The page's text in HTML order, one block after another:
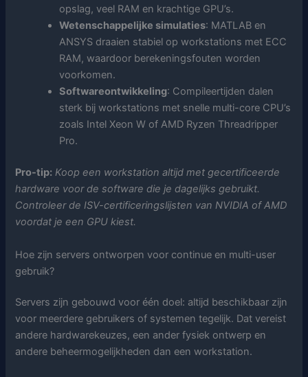
opslag, veel RAM en krachtige GPU’s.
Wetenschappelijke simulaties: MATLAB en
ANSYS draaien stabiel op workstations met ECC
RAM, waardoor berekeningsfouten worden
voorkomen.
Softwareontwikkeling: Compileertijden dalen
sterk bij workstations met snelle multi-core CPU’s
zoals Intel Xeon W of AMD Ryzen Threadripper
Pro.
Pro-tip: Koop een workstation altijd met gecertificeerde
hardware voor de software die je dagelijks gebruikt.
Controleer de ISV-certificeringslijsten van NVIDIA of AMD
voordat je een GPU kiest.
Hoe zijn servers ontworpen voor continue en multi-user
gebruik?
Servers zijn gebouwd voor één doel: altijd beschikbaar zijn
voor meerdere gebruikers of systemen tegelijk. Dat vereist
andere hardwarekeuzes, een ander fysiek ontwerp en
andere beheermogelijkheden dan een workstation.